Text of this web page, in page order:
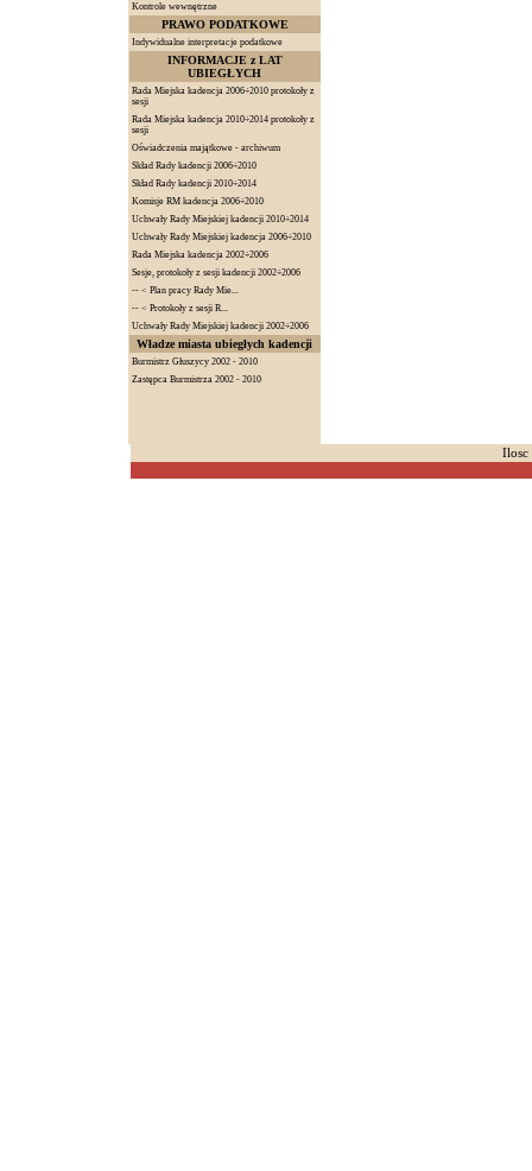
Kontrole wewnętrzne
PRAWO PODATKOWE
Indywidualne interpretacje podatkowe
INFORMACJE z LAT
UBIEGŁYCH
Rada Miejska kadencja 2006÷2010 protokoły z
sesji
Rada Miejska kadencja 2010÷2014 protokoły z
sesji
Oświadczenia majątkowe - archiwum
Skład Rady kadencji 2006÷2010
Skład Rady kadencji 2010÷2014
Komisje RM kadencja 2006÷2010
Uchwały Rady Miejskiej kadencji 2010÷2014
Uchwały Rady Miejskiej kadencja 2006÷2010
Rada Miejska kadencja 2002÷2006
Sesje, protokoły z sesji kadencji 2002÷2006
-- < Plan pracy Rady Mie...
-- < Protokoły z sesji R...
Uchwały Rady Miejskiej kadencji 2002÷2006
Władze miasta ubiegłych kadencji
Burmistrz Głuszycy 2002 - 2010
Zastępca Burmistrza 2002 - 2010
Ilosc